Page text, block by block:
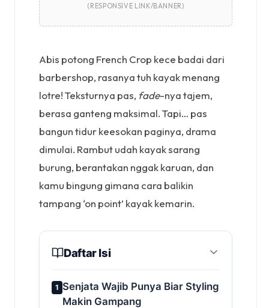
(RESPONSIVE LINK/BANNER)
Abis potong French Crop kece badai dari
barbershop, rasanya tuh kayak menang
lotre! Teksturnya pas, fade-nya tajem,
berasa ganteng maksimal. Tapi… pas
bangun tidur keesokan paginya, drama
dimulai. Rambut udah kayak sarang
burung, berantakan nggak karuan, dan
kamu bingung gimana cara balikin
tampang ‘on point’ kayak kemarin.
Daftar Isi
1 Senjata Wajib Punya Biar Styling
Makin Gampang